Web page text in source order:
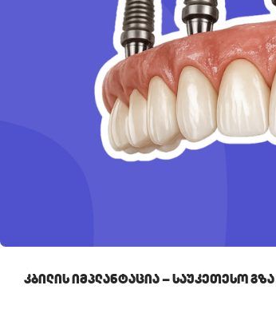
Კბილის Იმპლანტაცია – Საუკეთესო